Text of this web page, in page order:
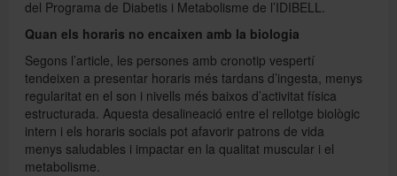
del Programa de Diabetis i Metabolisme de l’IDIBELL.
Quan els horaris no encaixen amb la biologia
Segons l’article, les persones amb cronotip vespertí
tendeixen a presentar horaris més tardans d’ingesta, menys
regularitat en el son i nivells més baixos d’activitat física
estructurada. Aquesta desalineació entre el rellotge biològic
intern i els horaris socials pot afavorir patrons de vida
menys saludables i impactar en la qualitat muscular i el
metabolisme.